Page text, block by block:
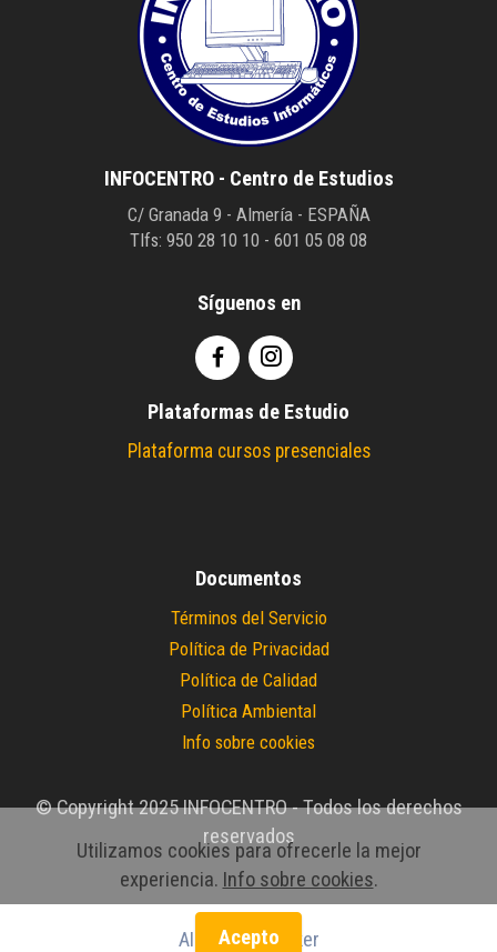
INFOCENTRO - Centro de Estudios
C/ Granada 9 - Almería - ESPAÑA
Tlfs: 950 28 10 10 - 601 05 08 08
Síguenos en
Plataformas de Estudio
Plataforma cursos presenciales
Documentos
Términos del Servicio
Política de Privacidad
Política de Calidad
Política Ambiental
Info sobre cookies
© Copyright 2025 INFOCENTRO - Todos los derechos
reservados
AI Website Maker
Utilizamos cookies para ofrecerle la mejor
experiencia. Info sobre cookies.
Acepto